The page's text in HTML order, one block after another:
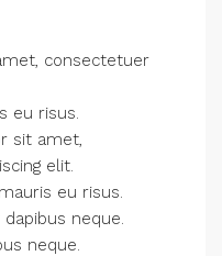
consectetuer
eu risus.
sit amet,
elit.
eu risus.
neque.
neque.